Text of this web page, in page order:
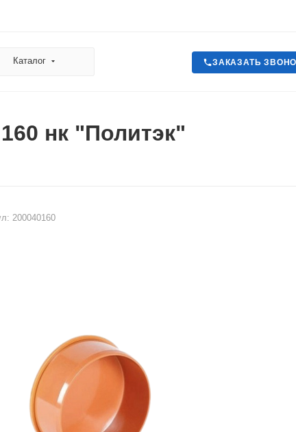
Каталог ЗАКАЗАТЬ
нк "Политэк"
200040160